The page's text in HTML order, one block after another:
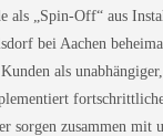
als „Spin-Off“ aus
bei Aachen
als
sorgen zusammen mit